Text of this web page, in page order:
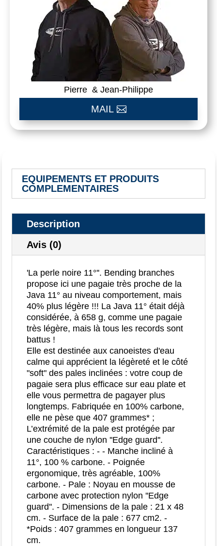
Pierre & Jean-Philippe
MAIL
EQUIPEMENTS ET PRODUITS
COMPLEMENTAIRES
Description
Avis (0)
'La perle noire 11°''. Bending branches
propose ici une pagaie très proche de la
Java 11° au niveau comportement, mais
40% plus légère !!! La Java 11° était déjà
considérée, à 658 g, comme une pagaie
très légère, mais là tous les records sont
battus !
Elle est destinée aux canoeistes d'eau
calme qui apprécient la légèreté et le côté
"soft" des pales inclinées : votre coup de
pagaie sera plus efficace sur eau plate et
elle vous permettra de pagayer plus
longtemps. Fabriquée en 100% carbone,
elle ne pèse que 407 grammes* ;
L’extrémité de la pale est protégée par
une couche de nylon ''Edge guard''.
Caractéristiques : - - Manche incliné à
11°, 100 % carbone. - Poignée
ergonomique, très agréable, 100%
carbone. - Pale : Noyau en mousse de
carbone avec protection nylon ''Edge
guard''. - Dimensions de la pale : 21 x 48
cm. - Surface de la pale : 677 cm2. -
*Poids : 407 grammes en longueur 137
cm.